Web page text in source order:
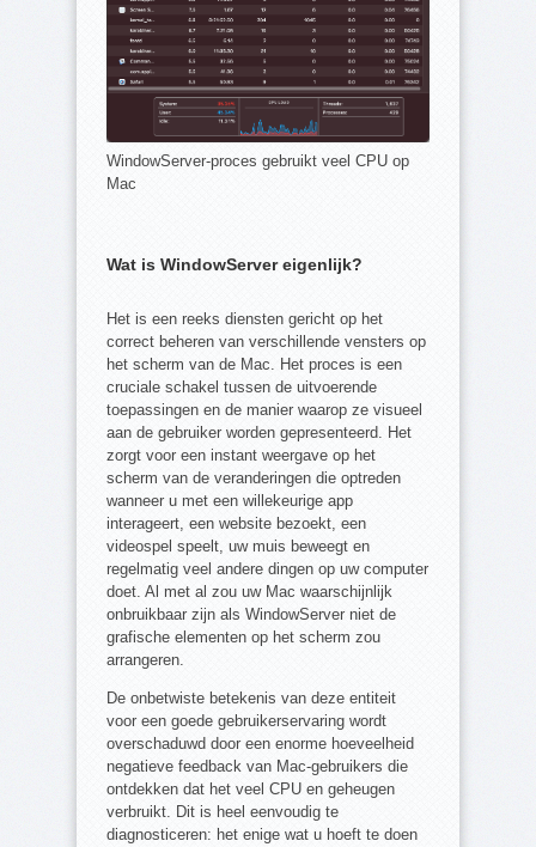
WindowServer-proces gebruikt veel CPU op
Mac
Wat is WindowServer eigenlijk?
Het is een reeks diensten gericht op het
correct beheren van verschillende vensters op
het scherm van de Mac. Het proces is een
cruciale schakel tussen de uitvoerende
toepassingen en de manier waarop ze visueel
aan de gebruiker worden gepresenteerd. Het
zorgt voor een instant weergave op het
scherm van de veranderingen die optreden
wanneer u met een willekeurige app
interageert, een website bezoekt, een
videospel speelt, uw muis beweegt en
regelmatig veel andere dingen op uw computer
doet. Al met al zou uw Mac waarschijnlijk
onbruikbaar zijn als WindowServer niet de
grafische elementen op het scherm zou
arrangeren.
De onbetwiste betekenis van deze entiteit
voor een goede gebruikerservaring wordt
overschaduwd door een enorme hoeveelheid
negatieve feedback van Mac-gebruikers die
ontdekken dat het veel CPU en geheugen
verbruikt. Dit is heel eenvoudig te
diagnosticeren: het enige wat u hoeft te doen